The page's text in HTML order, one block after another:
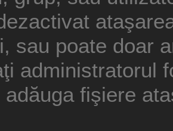
sau poate doar
administratorul
adăuga fişiere